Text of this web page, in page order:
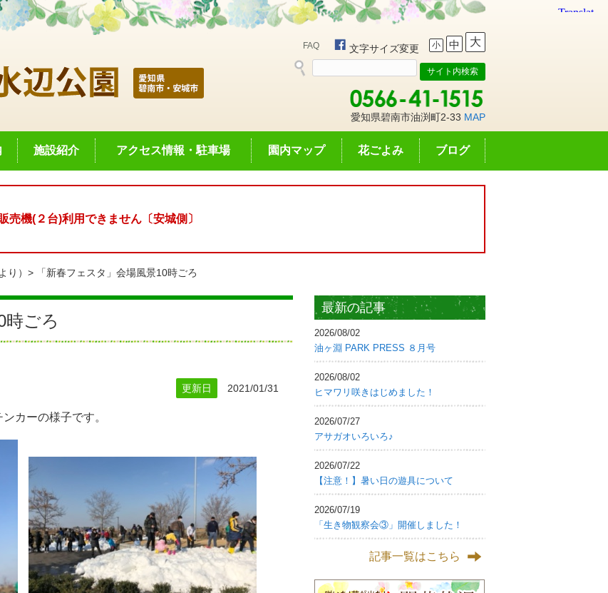
FAQ 文字サイズ変更 小 中 大
愛知県碧南市油渕町2-33 MAP
施設紹介 アクセス情報・駐車場 園内マップ 花ごよみ ブログ
売機(２台)利用できません〔安城側〕
り） 「新春フェスタ」会場風景10時ごろ
時ごろ
更新日 2021/01/31
カーの様子です。
最新の記事
2026/08/02
油ヶ淵 PARK PRESS ８月号
2026/08/02
ヒマワリ咲きはじめました！
2026/07/27
アサガオいろいろ♪
2026/07/22
【注意！】暑い日の遊具について
2026/07/19
「生き物観察会③」開催しました！
記事一覧はこちら